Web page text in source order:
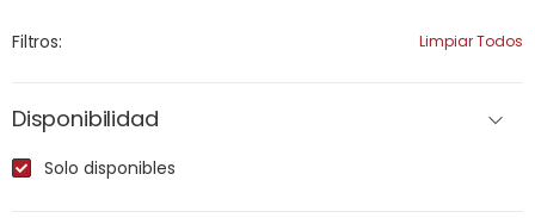
Filtros: Limpiar Todos
Disponibilidad
Solo disponibles